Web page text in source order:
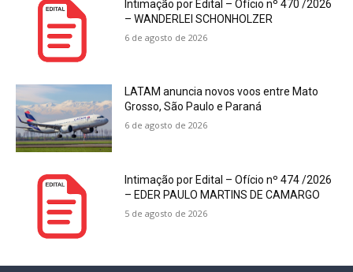
Intimação por Edital – Ofício nº 470 /2026
– WANDERLEI SCHONHOLZER
6 de agosto de 2026
LATAM anuncia novos voos entre Mato
Grosso, São Paulo e Paraná
6 de agosto de 2026
Intimação por Edital – Ofício nº 474 /2026
– EDER PAULO MARTINS DE CAMARGO
5 de agosto de 2026